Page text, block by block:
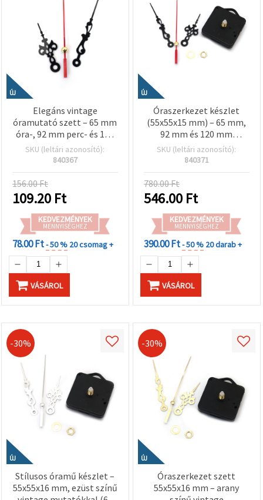
ÚJ
Elegáns vintage
óramutató szett – 65 mm
óra-, 92 mm perc- és 120
mm másodpercmutató
fekete színben (óra
SKU (leltári azonosító):
840367
156.00 Ft
109.20 Ft
KEDVEZMÉNYEK
MENNYISÉGHEZ
78.00 Ft- 50 % 20 csomag +
VÁSÁROL
ÚJ
Óraszerkezet készlet
(55x55x15 mm) – 65 mm,
92 mm és 120 mm
mutatókkal, AA 1,5 V
elemmel működik, DIY
hobby kellék
SKU (leltári azonosító):
840371
780.00 Ft
546.00 Ft
KEDVEZMÉNYEK
MENNYISÉGHEZ
390.00 Ft- 50 % 20 darab +
VÁSÁROL
-30%
ÚJ
Stílusos óramű készlet –
55x55x16 mm, ezüst színű
-30%
ÚJ
Óraszerkezet szett
55x55x16 mm – arany